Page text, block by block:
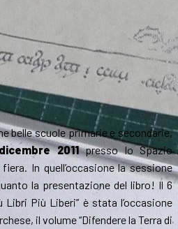
belle scuole primarie e secondarie,
2011presso lo Spazio
In quell’occasione la sessione
la presentazione del libro! Il 6
Libri Più Liberi” è stata l’occasione
il volume “Difendere la Terra di